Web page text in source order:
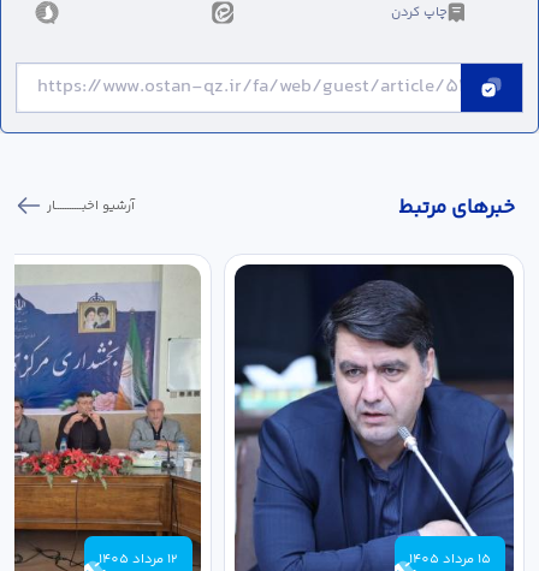
چاپ کردن
خبر‌های مرتبط آرشیو اخبـــــــــــار
15 مرداد 1405 12 مرداد 1405